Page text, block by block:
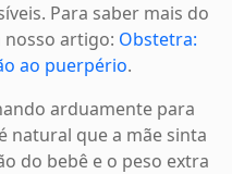
Para saber mais do
artigo: Obstetra:
ao puerpério.
arduamente para
natural que a mãe sinta
do bebê e o peso extra